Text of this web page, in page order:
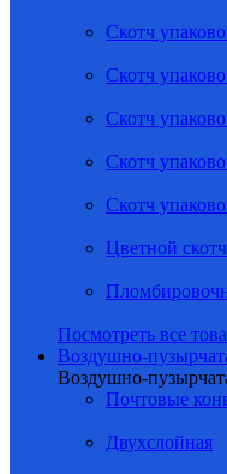
Скотч
Скотч
Скотч
Скотч
Скотч
Цветной скотч
Посмотреть все
Воздушно-
Воздушно-
Почтовые
Двухслойная